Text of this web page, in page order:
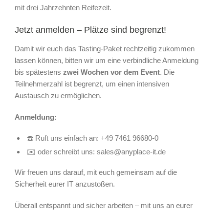
mit drei Jahrzehnten Reifezeit.
Jetzt anmelden – Plätze sind begrenzt!
Damit wir euch das Tasting-Paket rechtzeitig zukommen
lassen können, bitten wir um eine verbindliche Anmeldung
bis spätestens zwei Wochen vor dem Event. Die
Teilnehmerzahl ist begrenzt, um einen intensiven
Austausch zu ermöglichen.
Anmeldung:
☎️ Ruft uns einfach an: +49 7461 96680-0
✉️ oder schreibt uns: sales@anyplace-it.de
Wir freuen uns darauf, mit euch gemeinsam auf die
Sicherheit eurer IT anzustoßen.
Überall entspannt und sicher arbeiten – mit uns an eurer